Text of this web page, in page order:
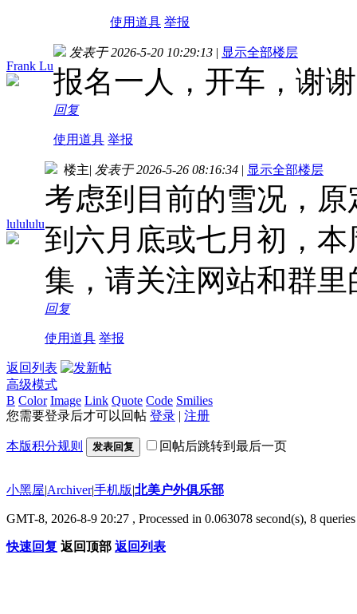
使用道具 举报
Frank Lu
发表于 2026-5-20 10:29:13 | 显示全部楼层
报名一人，开车，谢
回复
使用道具 举报
lulululu
楼主| 发表于 2026-5-26 08:16:34 | 显示全部楼层
考虑到目前的雪况，
到六月底或七月初，
集，请关注网站和群里
回复
使用道具 举报
返回列表
高级模式
B Color Image Link Quote Code Smilies
您需要登录后才可以回帖 登录 | 注册
本版积分规则 发表回复 回帖后跳转到最后一页
小黑屋|Archiver|手机版|北美户外俱乐部
GMT-8, 2026-8-9 20:27 , Processed in 0.063078 second(s), 8
快速回复 返回顶部 返回列表